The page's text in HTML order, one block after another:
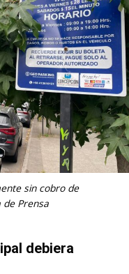
sin cobro de
Prensa
debiera